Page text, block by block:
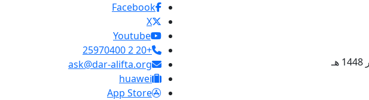
Facebook
X
Youtube
+20 2 25970400
ask@dar-alifta.org
huawei
App Store